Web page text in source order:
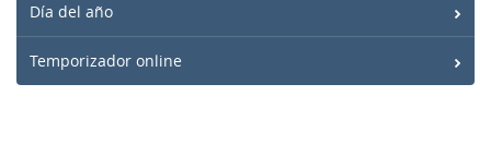
Día del año
Temporizador online